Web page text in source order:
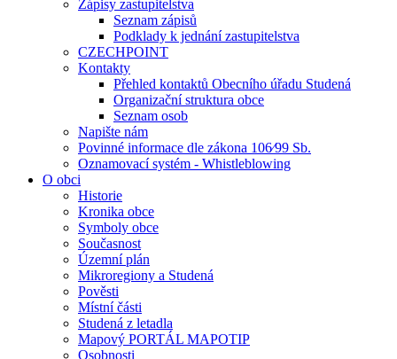
Zápisy zastupitelstva
Seznam zápisů
Podklady k jednání zastupitelstva
CZECHPOINT
Kontakty
Přehled kontaktů Obecního úřadu Studená
Organizační struktura obce
Seznam osob
Napište nám
Povinné informace dle zákona 106⁄99 Sb.
Oznamovací systém - Whistleblowing
O obci
Historie
Kronika obce
Symboly obce
Současnost
Územní plán
Mikroregiony a Studená
Pověsti
Místní části
Studená z letadla
Mapový PORTÁL MAPOTIP
Osobnosti